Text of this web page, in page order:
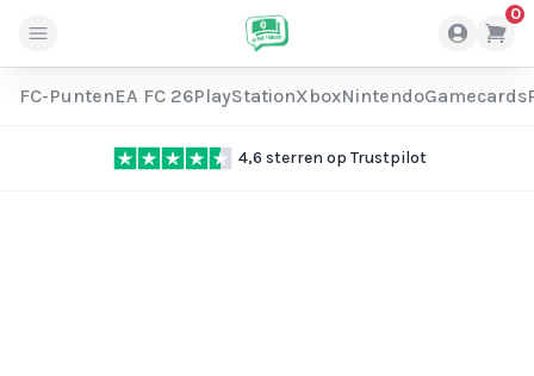
0
FC-PuntenEA FC 26PlayStationXboxNintendoGamecards
4,6 sterren op Trustpilot